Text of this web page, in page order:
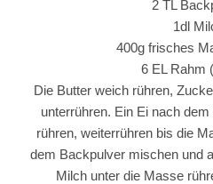
2 TL
1dl
400g frisches
6 EL Rahm
Die Butter weich rühren,
unterrühren. Ein Ei nach
rühren, weiterrühren bis die
dem Backpulver mischen und
Milch unter die Masse